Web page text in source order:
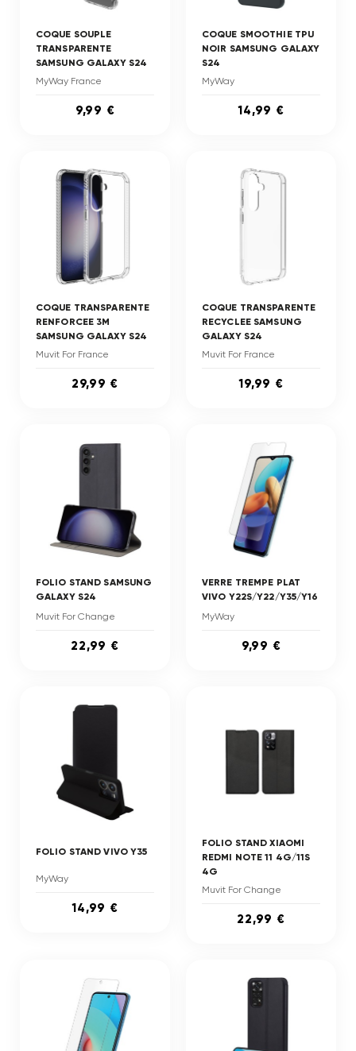
COQUE SOUPLE
TRANSPARENTE
SAMSUNG GALAXY S24
MyWay France
9,99 €
COQUE SMOOTHIE TPU
NOIR SAMSUNG GALAXY
S24
MyWay
14,99 €
COQUE TRANSPARENTE
RENFORCEE 3M
SAMSUNG GALAXY S24
Muvit For France
29,99 €
COQUE TRANSPARENTE
RECYCLEE SAMSUNG
GALAXY S24
Muvit For France
19,99 €
FOLIO STAND SAMSUNG
GALAXY S24
Muvit For Change
22,99 €
VERRE TREMPE PLAT
VIVO Y22S/Y22/Y35/Y16
MyWay
9,99 €
FOLIO STAND VIVO Y35
MyWay
14,99 €
FOLIO STAND XIAOMI
REDMI NOTE 11 4G/11S
4G
Muvit For Change
22,99 €